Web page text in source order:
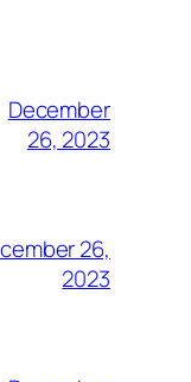
December
26, 2023
26,
2023